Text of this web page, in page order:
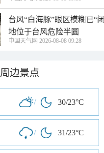
台风“白海豚”眼区模糊已“
地位于台风危险半圆
中国天气网 2026-08-08 09:28
周边景点
/ 30/23°C
/ 31/23°C